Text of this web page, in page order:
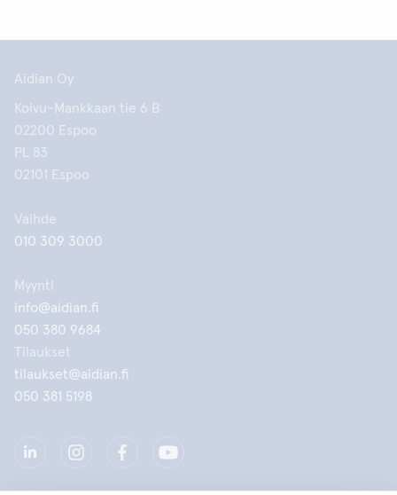
Aidian Oy
Koivu-Mankkaan tie 6 B
02200 Espoo
PL 83
02101 Espoo
Vaihde
010 309 3000
Myynti
info@aidian.fi
050 380 9684
Tilaukset
tilaukset@aidian.fi
050 381 5198